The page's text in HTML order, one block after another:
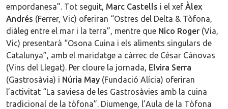
empordanesa”. Tot seguit, Marc Castells i el xef Àlex
Andrés (Ferrer, Vic) oferiran “Ostres del Delta & Tòfona,
diàleg entre el mar i la terra”, mentre que Nico Roger (Via,
Vic) presentarà “Osona Cuina i els aliments singulars de
Catalunya”, amb el maridatge a càrrec de César Cánovas
(Vins del Llegat). Per cloure la jornada, Elvira Serra
(Gastrosàvia) i Núria May (Fundació Alícia) oferiran
l’activitat “La saviesa de les Gastrosàvies amb la cuina
tradicional de la tòfona”. Diumenge, l’Aula de la Tòfona